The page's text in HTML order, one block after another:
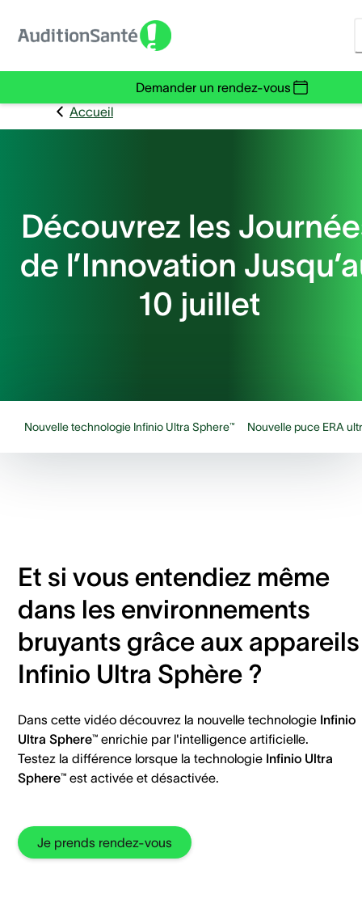
Demander un rendez-vous
Accueil
Découvrez les
de l’Innovation
10 juillet
Nouvelle technologie Infinio Ultra Sphere™ Nouvelle puce ERA
Et si vous entendiez même
dans les environnements
bruyants grâce aux appareils
Infinio Ultra Sphère ?
Dans cette vidéo découvrez la nouvelle technologie Infinio
Ultra Sphere™ enrichie par l'intelligence artificielle.
Testez la différence lorsque la technologie Infinio Ultra
Sphere™ est activée et désactivée.
Je prends rendez-vous